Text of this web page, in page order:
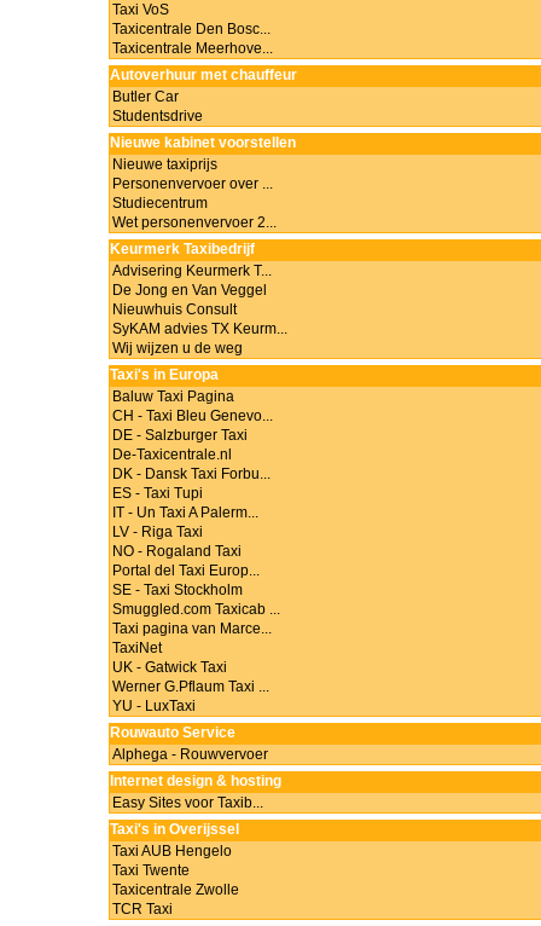
Taxi VoS
Taxicentrale Den Bosc...
Taxicentrale Meerhove...
Autoverhuur met chauffeur
Butler Car
Studentsdrive
Nieuwe kabinet voorstellen
Nieuwe taxiprijs
Personenvervoer over ...
Studiecentrum
Wet personenvervoer 2...
Keurmerk Taxibedrijf
Advisering Keurmerk T...
De Jong en Van Veggel
Nieuwhuis Consult
SyKAM advies TX Keurm...
Wij wijzen u de weg
Taxi's in Europa
Baluw Taxi Pagina
CH - Taxi Bleu Genevo...
DE - Salzburger Taxi
De-Taxicentrale.nl
DK - Dansk Taxi Forbu...
ES - Taxi Tupi
IT - Un Taxi A Palerm...
LV - Riga Taxi
NO - Rogaland Taxi
Portal del Taxi Europ...
SE - Taxi Stockholm
Smuggled.com Taxicab ...
Taxi pagina van Marce...
TaxiNet
UK - Gatwick Taxi
Werner G.Pflaum Taxi ...
YU - LuxTaxi
Rouwauto Service
Alphega - Rouwvervoer
Internet design & hosting
Easy Sites voor Taxib...
Taxi's in Overijssel
Taxi AUB Hengelo
Taxi Twente
Taxicentrale Zwolle
TCR Taxi